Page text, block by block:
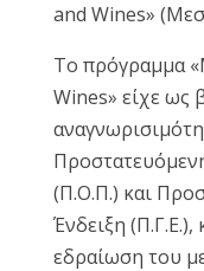
and Wines»
Το πρόγραμμα
Wines» είχε ως
(Π.Ο.Π.) και
Ένδειξη
εδραίωση του